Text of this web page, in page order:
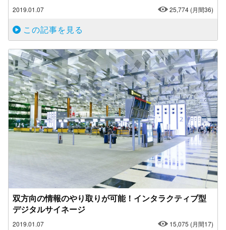
2019.01.07 25,774 (月間36)
この記事を見る
双方向の情報のやり取りが可能！インタラクティブ型
デジタルサイネージ
2019.01.07 15,075 (月間17)